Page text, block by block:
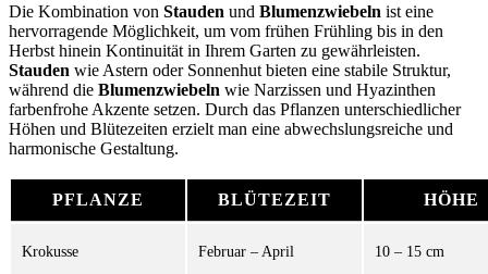
Die Kombination von Stauden und Blumenzwiebeln ist eine
hervorragende Möglichkeit, um vom frühen Frühling bis in den
Herbst hinein Kontinuität in Ihrem Garten zu gewährleisten.
Stauden wie Astern oder Sonnenhut bieten eine stabile Struktur,
während die Blumenzwiebeln wie Narzissen und Hyazinthen
farbenfrohe Akzente setzen. Durch das Pflanzen unterschiedlicher
Höhen und Blütezeiten erzielt man eine abwechslungsreiche und
harmonische Gestaltung.
PFLANZE BLÜTEZEIT HÖHE
Krokusse Februar – April 10 – 15 cm